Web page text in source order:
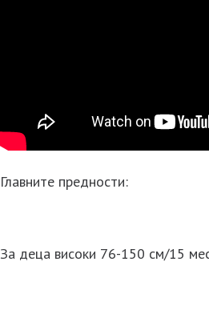
Главните предности:
За деца високи 76-150 см/15